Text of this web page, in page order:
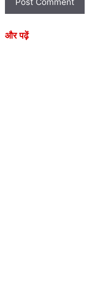
और पढ़ें